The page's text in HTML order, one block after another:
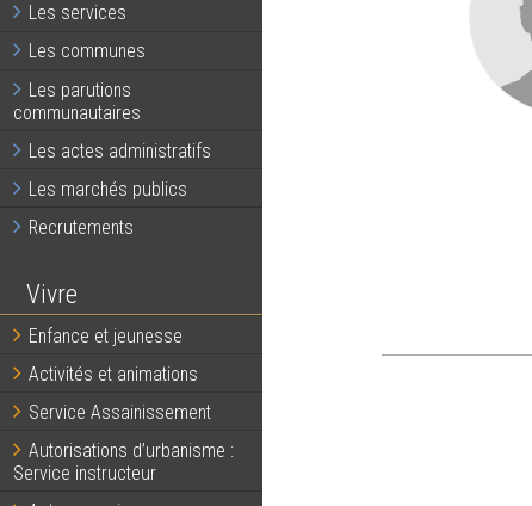
Les services
Les communes
Les parutions
communautaires
Les actes administratifs
Les marchés publics
Recrutements
Vivre
Enfance et jeunesse
Activités et animations
Service Assainissement
Autorisations d’urbanisme :
Service instructeur